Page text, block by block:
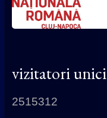
vizitatori unici
2515312